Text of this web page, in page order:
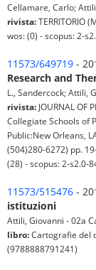
Cellamare, Carlo;
rivista:TERRITORIO
wos: (0) - scopus: 2-
11573/649719 -
Research and
L., Sandercock; Attili,
rivista: JOURNAL OF
Collegiate Schools of
Public:New Orleans,
(504)280-6272) pp.
(28) - scopus: 2-s2.0-
11573/515476 -
istituzioni
Attili, Giovanni - 02a
libro:Cartografie del
(9788888791241)